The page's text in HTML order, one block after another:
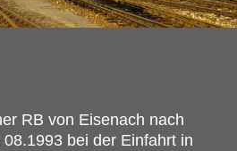
RB von Eisenach nach
08.1993 bei der Einfahrt in